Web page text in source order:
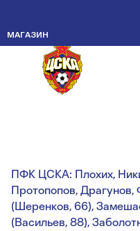
МАГАЗИНПФК ЦСКА
(БУХАРЕСТ)
НОВОСТИ КОМАНДЫ
ПФК ЦСКА: Плохих,
Протопопов,
(Шеренков, 66),
(Васильев, 88),